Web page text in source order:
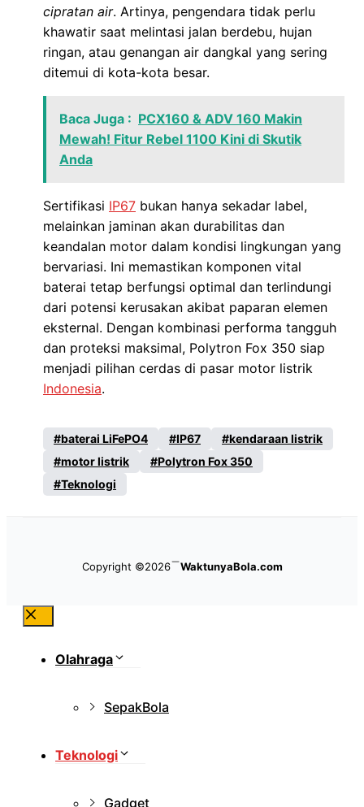
cipratan air. Artinya, pengendara tidak perlu
khawatir saat melintasi jalan berdebu, hujan
ringan, atau genangan air dangkal yang sering
ditemui di kota-kota besar.
Baca Juga : PCX160 & ADV 160 Makin
Mewah! Fitur Rebel 1100 Kini di Skutik
Anda
Sertifikasi IP67 bukan hanya sekadar label,
melainkan jaminan akan durabilitas dan
keandalan motor dalam kondisi lingkungan yang
bervariasi. Ini memastikan komponen vital
baterai tetap berfungsi optimal dan terlindungi
dari potensi kerusakan akibat paparan elemen
eksternal. Dengan kombinasi performa tangguh
dan proteksi maksimal, Polytron Fox 350 siap
menjadi pilihan cerdas di pasar motor listrik
Indonesia.
baterai LiFePO4 IP67
kendaraan listrik
motor listrik
Polytron Fox 350
Teknologi
Copyright ©2026 WaktunyaBola.com
Close
Olahraga
SepakBola
Teknologi
Gadget